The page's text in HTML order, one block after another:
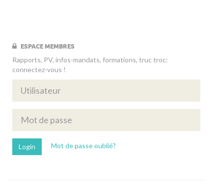
ESPACE MEMBRES
Rapports, PV, infos-mandats, formations, truc troc:
connectez-vous !
Mot de passe oublié?